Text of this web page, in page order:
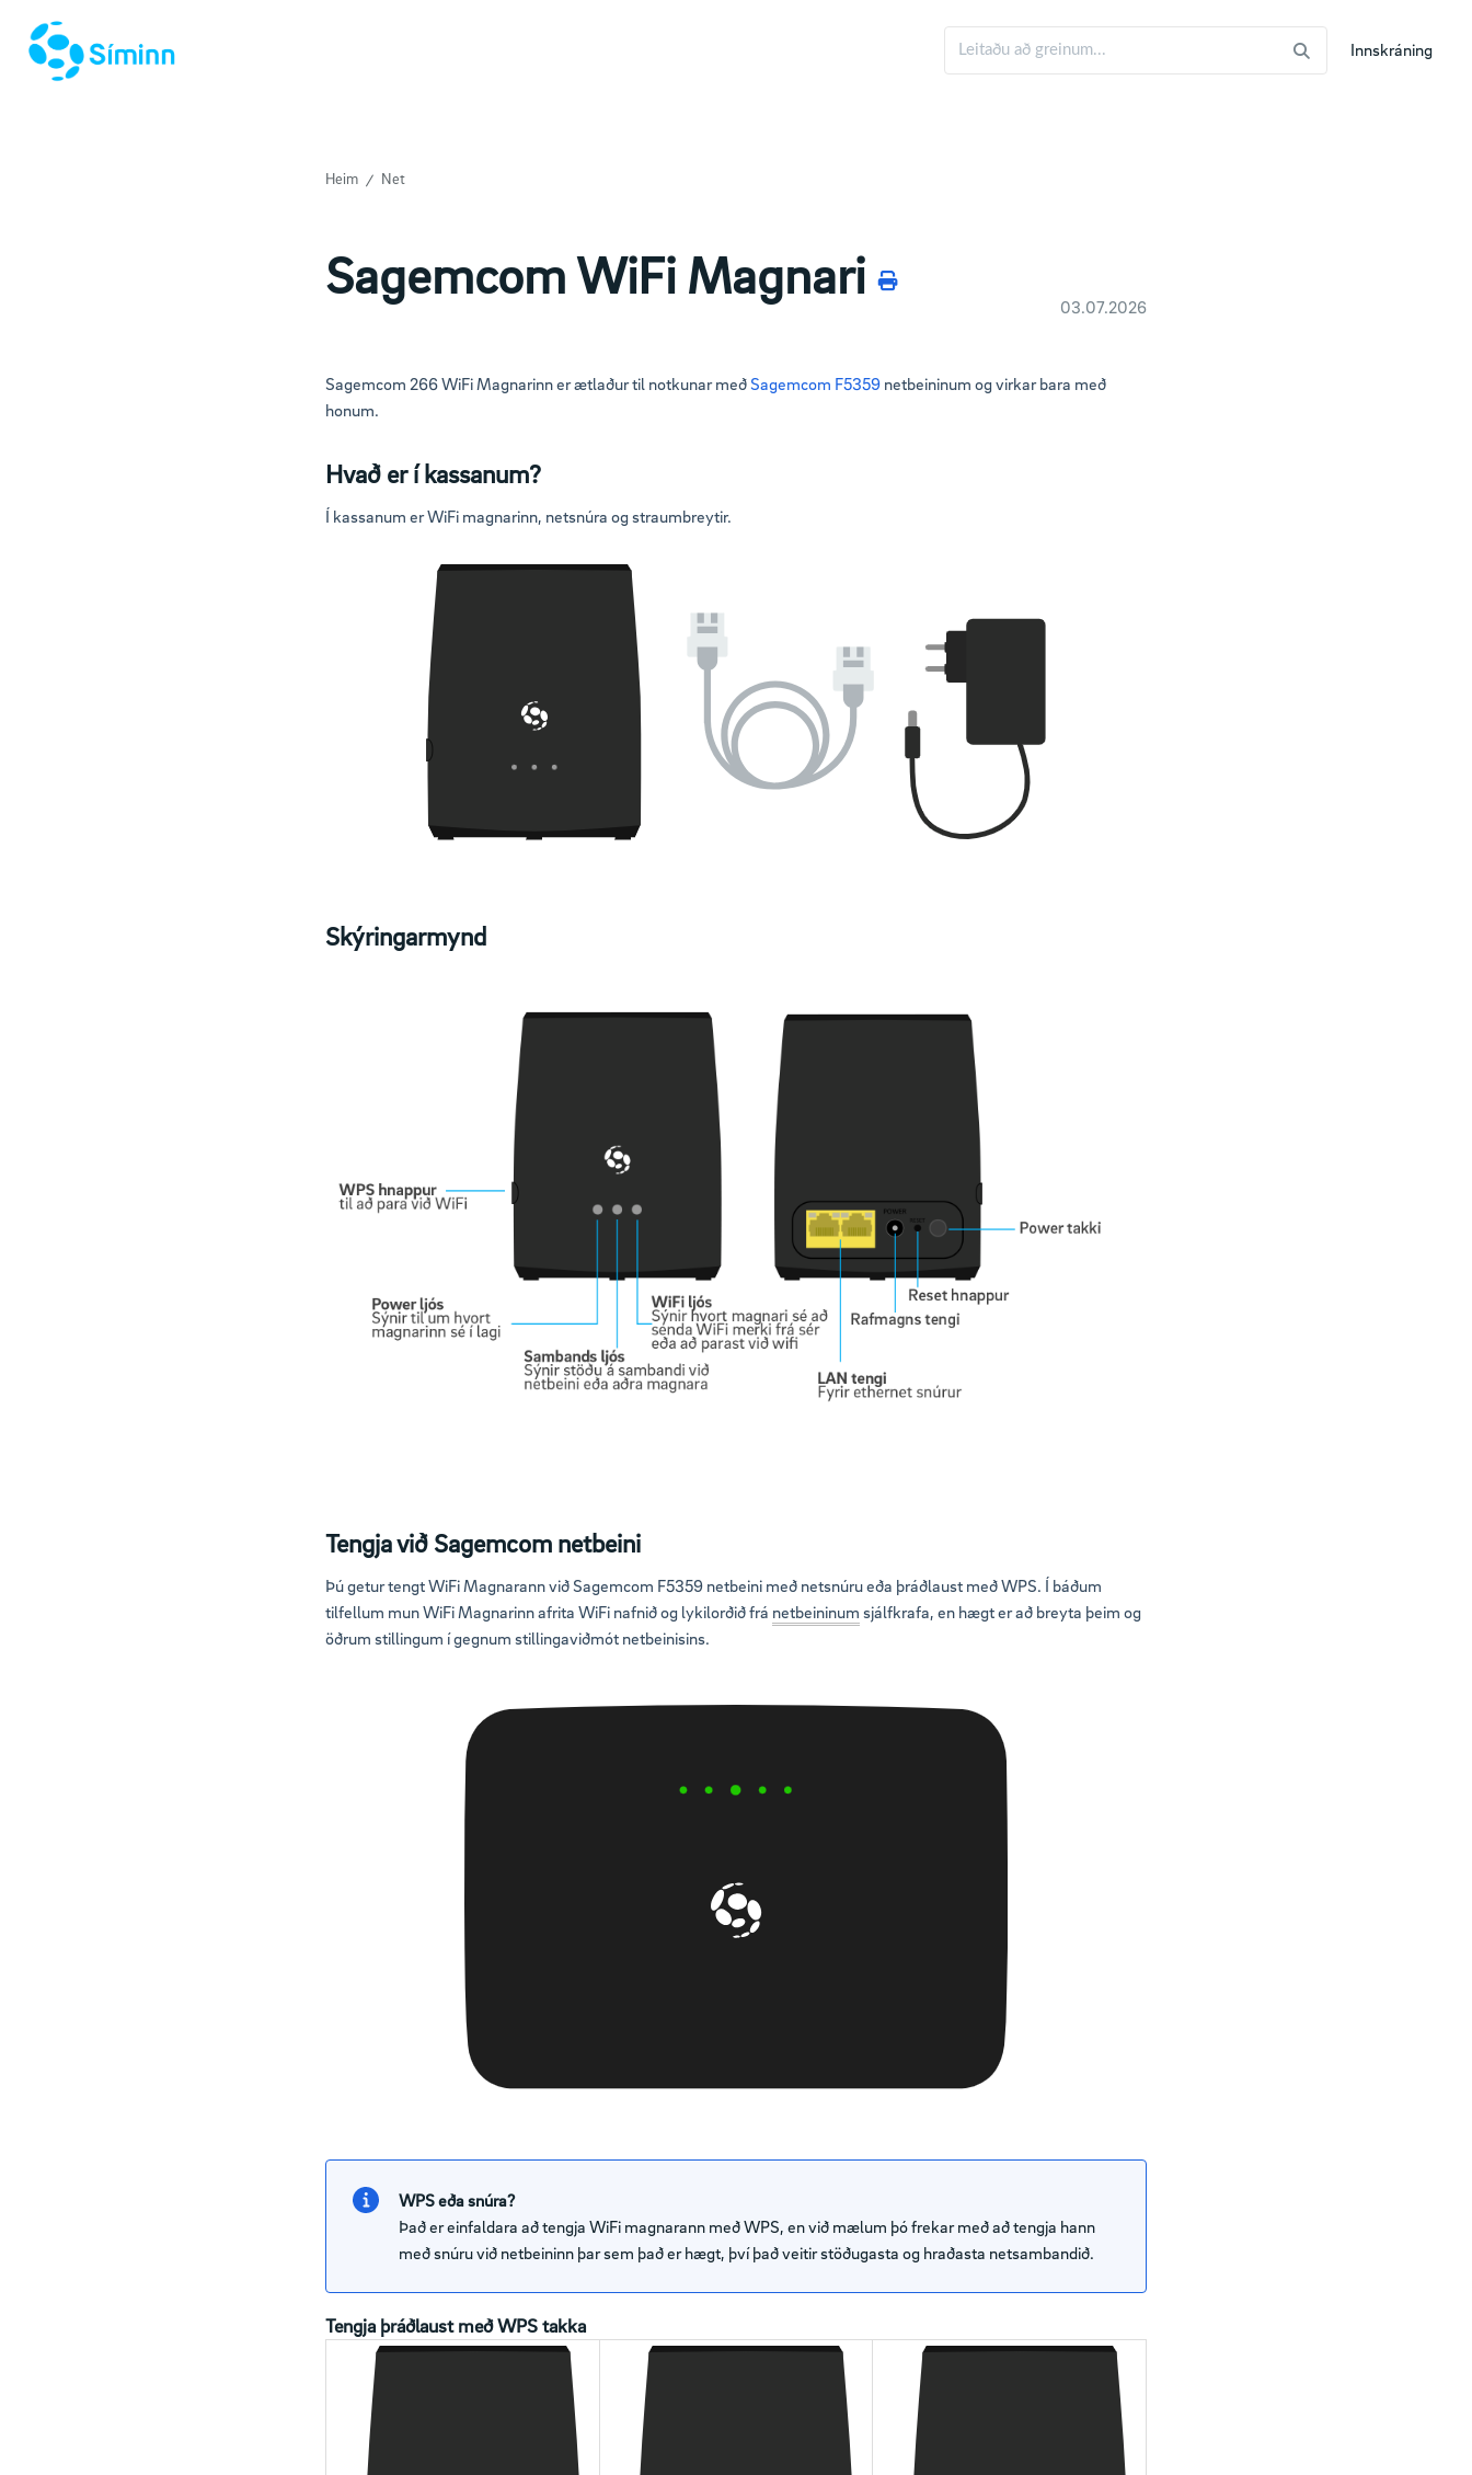
Innskráning
Heim Net
Sagemcom WiFi Magnari
03.07.2026
Sagemcom 266 WiFi Magnarinn er ætlaður til notkunar meðSagemcom F5359 netbeininum og virkar bara með
honum.
Hvað er í kassanum?
Í kassanum er WiFi magnarinn, netsnúra og straumbreytir.
Skýringarmynd
Tengja við Sagemcom netbeini
Þú getur tengt WiFi Magnarann við Sagemcom F5359 netbeini með netsnúru eða þráðlaust með WPS. Í báðum
tilfellum mun WiFi Magnarinn afrita WiFi nafnið og lykilorðið frá netbeininum sjálfkrafa, en hægt er að breyta þeim og
öðrum stillingum í gegnum stillingaviðmót netbeinisins.
WPS eða snúra?
Það er einfaldara að tengja WiFi magnarann með WPS, en við mælum þó frekar með að tengja hann
með snúru við netbeininn þar sem það er hægt, því það veitir stöðugasta og hraðasta netsambandið.
Tengja þráðlaust með WPS takka